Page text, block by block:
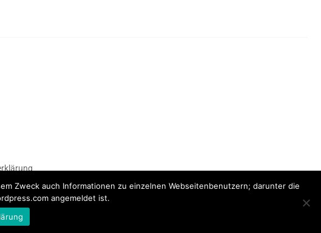
without our explicit permission.
Zweck auch Informationen zu einzelnen Webseitenbenutzern; darunter die
angemeldet ist.